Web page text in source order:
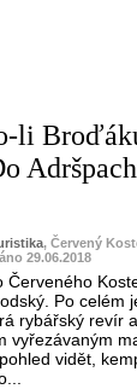
li
, Červený
29.06.2018
Červeného
Po celém
rybářský revír
vyřezávaným
vidět,